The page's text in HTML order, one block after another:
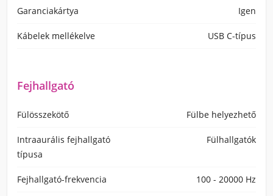
Garanciakártya Igen
Kábelek mellékelve USB C-típus
Fejhallgató
Fülösszekötő Fülbe helyezhető
Intraaurális fejhallgató
típusa
Fülhallgatók
Fejhallgató-frekvencia 100 - 20000 Hz